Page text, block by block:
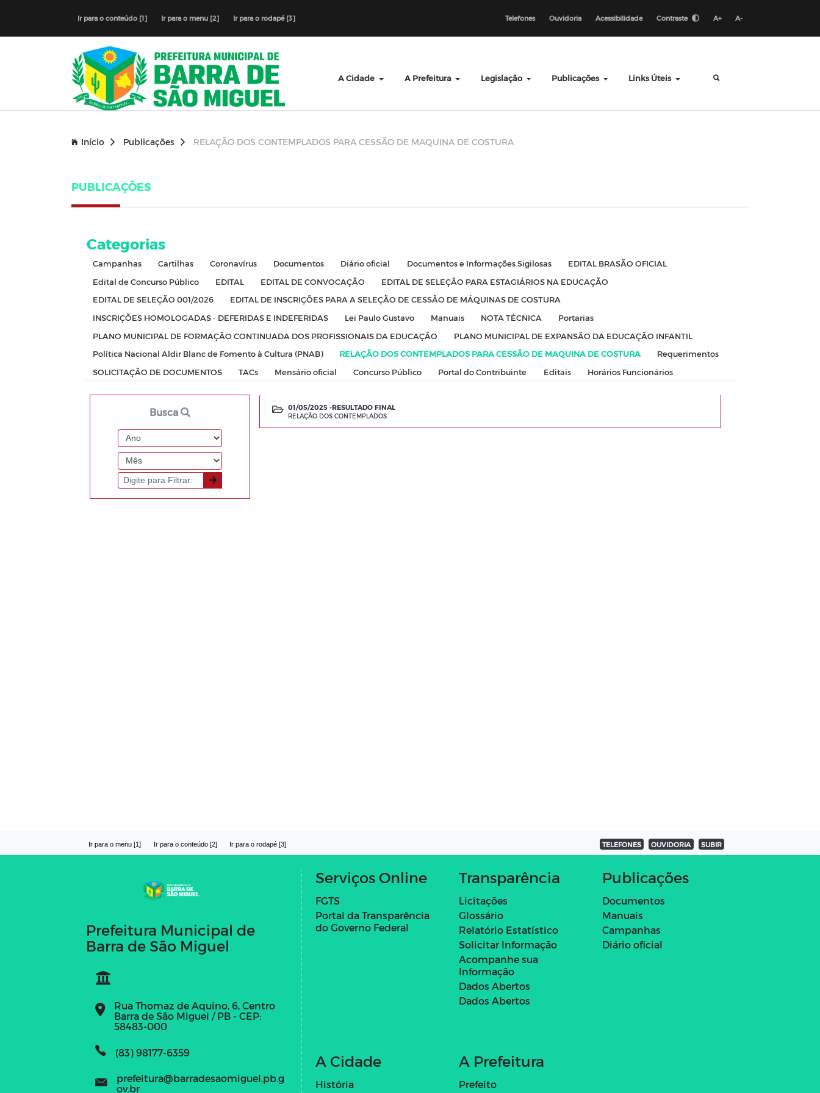
Ir para o conteúdo [1] Ir para o menu [2] Ir para o rodapé [3] Telefones Ouvidoria Acessibilidade Contraste A+ A-
A Cidade A Prefeitura Legislação Publicações Links Úteis
Início Publicações RELAÇÃO DOS CONTEMPLADOS PARA CESSÃO DE MAQUINA DE COSTURA
PUBLICAÇÕES
Categorias
Campanhas Cartilhas Coronavírus Documentos Diário oficial Documentos e Informações Sigilosas
EDITAL BRASÃO OFICIAL
Edital de Concurso Público
EDITAL EDITAL DE CONVOCAÇÃO
EDITAL DE SELEÇÃO PARA ESTAGIÁRIOS NA EDUCAÇÃO
EDITAL DE SELEÇÃO 001/2026
EDITAL DE INSCRIÇÕES PARA A SELEÇÃO DE CESSÃO DE MÁQUINAS DE COSTURA
INSCRIÇÕES HOMOLOGADAS - DEFERIDAS E INDEFERIDAS
Lei Paulo Gustavo Manuais NOTA TÉCNICA
Portarias
PLANO MUNICIPAL DE FORMAÇÃO CONTINUADA DOS PROFISSIONAIS DA EDUCAÇÃO
PLANO MUNICIPAL DE EXPANSÃO DA EDUCAÇÃO INFANTIL
Política Nacional Aldir Blanc de Fomento à Cultura (PNAB)
RELAÇÃO DOS CONTEMPLADOS PARA CESSÃO DE MAQUINA DE COSTURA
Requerimentos
SOLICITAÇÃO DE DOCUMENTOS
TACs Mensário oficial Concurso Público Portal do Contribuinte Editais Horários Funcionários
Busca 01/05/2025 -RESULTADO FINAL
RELAÇÃO DOS CONTEMPLADOS.
Ir para o menu [1] Ir para o conteúdo [2] Ir para o rodapé [3] TELEFONES OUVIDORIA SUBIR
Prefeitura Municipal de
Barra de São Miguel
Rua Thomaz de Aquino, 6, Centro
Barra de São Miguel / PB - CEP:
58483-000
(83) 98177-6359
prefeitura@barradesaomiguel.pb.g
ov.br
Serviços Online
FGTS
Portal da Transparência
do Governo Federal
Transparência
Licitações
Glossário
Relatório Estatístico
Solicitar Informação
Acompanhe sua
Informação
Dados Abertos
Dados Abertos
Publicações
Documentos
Manuais
Campanhas
Diário oficial
A Cidade
História
A Prefeitura
Prefeito